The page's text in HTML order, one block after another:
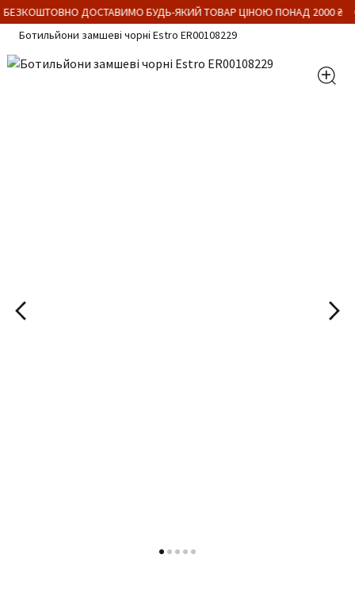
ДОСТАВИМО БУДЬ-ЯКИЙ ТОВАР ЦІНОЮ ПОНАД 2000 ₴
Ботильйони замшеві чорні Estro ER00108229